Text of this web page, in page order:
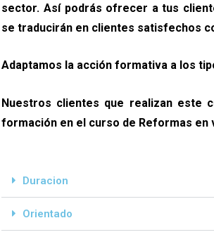
sector. Así podrás ofrecer a tus
se traducirán en clientes satisfechos
Adaptamos la acción formativa a los
Nuestros clientes que realizan este
formación en el curso de Reformas en
Duracion
Orientado